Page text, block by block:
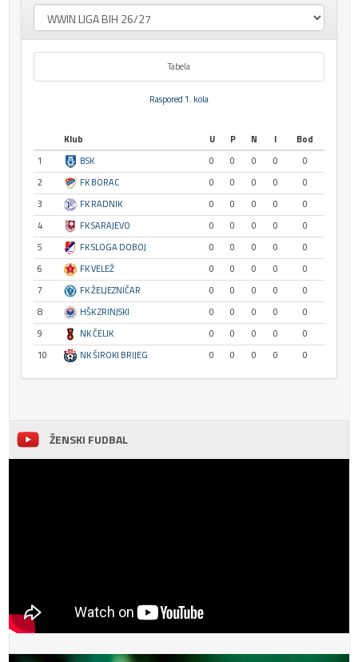
Tabela
Raspored 1. kola
Klub U P N I
Bod
1
BSK 0 0 0 0
0
2
FK BORAC 0 0 0 0
0
3
FK RADNIK 0 0 0 0
0
4
FK SARAJEVO 0 0 0 0
0
5
FK SLOGA DOBOJ 0 0 0 0
0
6
FK VELEŽ 0 0 0 0
0
7
FK ŽELJEZNIČAR 0 0 0 0
0
8
HŠK ZRINJSKI 0 0 0 0
0
9
NK ČELIK 0 0 0 0
0
10
NK ŠIROKI BRIJEG 0 0 0 0 0
ŽENSKI FUDBAL